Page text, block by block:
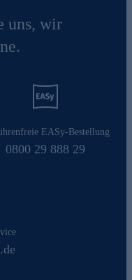
uns, wir
EASy-Bestellung
0800 29 888 29